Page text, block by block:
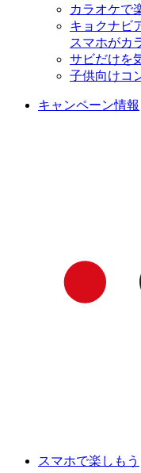
カラオケで
キョクナビ
スマホがカ
サビだけを
子供向けコ
キャンペーン情報
スマホで楽しもう